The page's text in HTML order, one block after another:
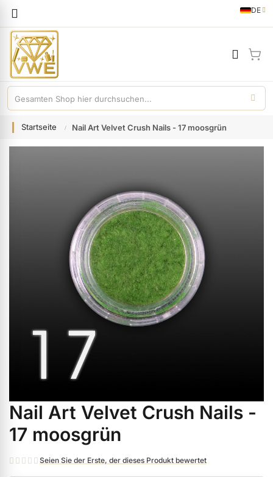
Sprache
DE
German
Weihnachtsmarkt anzeigen
Gel anzeigen
Farbgele anzeigen
Gel Polish anzeigen
Acryl anzeigen
Startseite Nail Art Velvet Crush Nails - 17 moosgrün
Zum
Anfang
der
Nail Art Velvet Crush Nails -
17 moosgrün
Seien Sie der Erste, der dieses Produkt bewertet